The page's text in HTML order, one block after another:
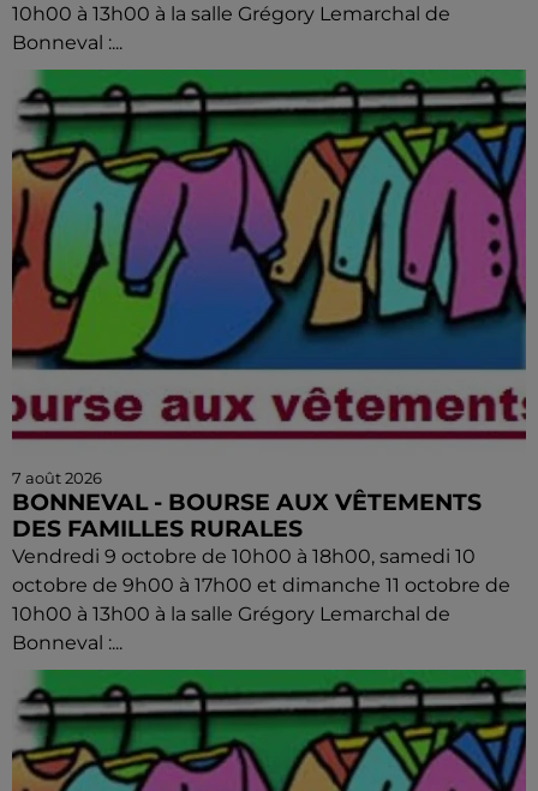
10h00 à 13h00 à la salle Grégory Lemarchal de
Bonneval :...
7 août 2026
BONNEVAL - BOURSE AUX VÊTEMENTS
DES FAMILLES RURALES
Vendredi 9 octobre de 10h00 à 18h00, samedi 10
octobre de 9h00 à 17h00 et dimanche 11 octobre de
10h00 à 13h00 à la salle Grégory Lemarchal de
Bonneval :...